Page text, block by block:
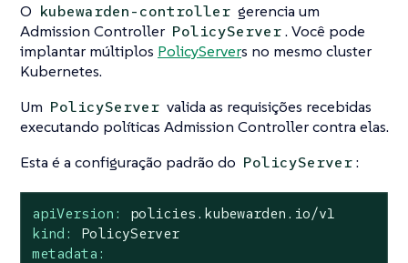
O kubewarden-controller gerencia um
Admission Controller PolicyServer. Você pode
implantar múltiplos PolicyServers no mesmo cluster
Kubernetes.
Um PolicyServer valida as requisições recebidas
executando políticas Admission Controller contra elas.
Esta é a configuração padrão do PolicyServer:
apiVersion:
policies.kubewarden.io/v1
kind:
PolicyServer
metadata: